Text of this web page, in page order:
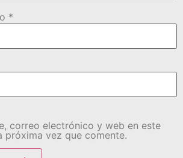
*
correo electrónico y web en este
próxima vez que comente.